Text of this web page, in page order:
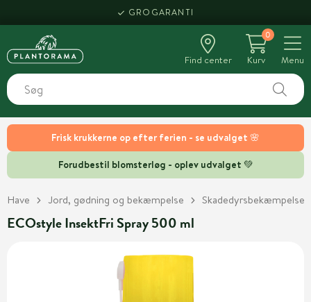
Frisk krukkerne op efter ferien - se udvalget 🌸
Forudbestil blomsterløg - oplev udvalget 💚
GROGARANTI
Find center
0
Kurv
Menu
Have Jord, gødning og bekæmpelse Skadedyrsbekæmpelse
ECOstyle InsektFri Spray 500 ml